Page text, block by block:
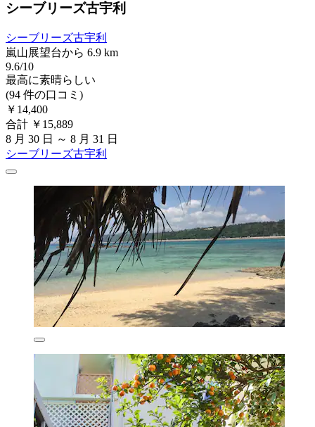
シーブリーズ古宇利
シーブリーズ古宇利
嵐山展望台から 6.9 km
9.6/10
最高に素晴らしい
(94 件の口コミ)
￥14,400
合計 ￥15,889
8 月 30 日 ～ 8 月 31 日
シーブリーズ古宇利